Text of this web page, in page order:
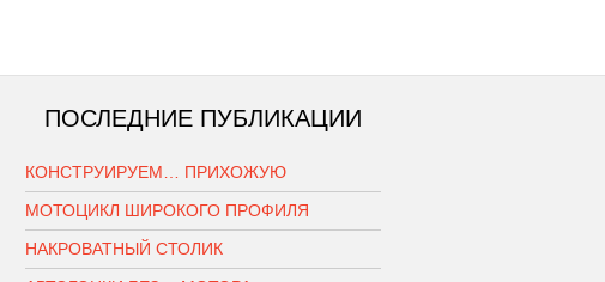
ПОСЛЕДНИЕ ПУБЛИКАЦИИ
КОНСТРУИРУЕМ… ПРИХОЖУЮ
МОТОЦИКЛ ШИРОКОГО ПРОФИЛЯ
НАКРОВАТНЫЙ СТОЛИК